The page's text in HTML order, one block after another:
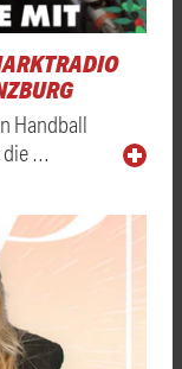
Handball
die …